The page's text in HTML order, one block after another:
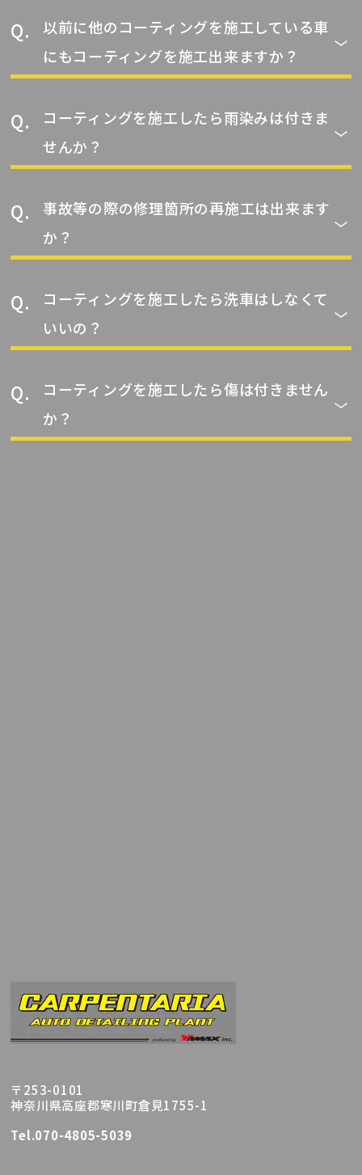
以前に他のコーティングを施工している車
にもコーティングを施工出来ますか？
コーティングを施工したら雨染みは付きま
せんか？
事故等の際の修理箇所の再施工は出来ます
か？
コーティングを施工したら洗車はしなくて
いいの？
コーティングを施工したら傷は付きません
か？
〒253-0101
神奈川県高座郡寒川町倉見1755-1
Tel.070-4805-5039